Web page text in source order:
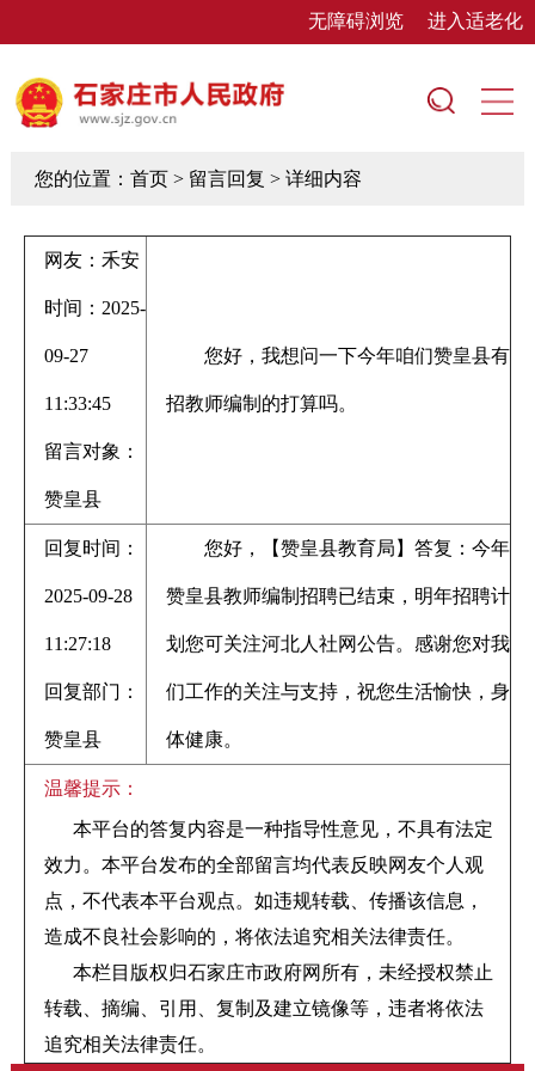
无障碍浏览 进入适老化
您的位置： 首页> 留言回复 > 详细内容
网友：禾安
时间：2025-
09-27
11:33:45
留言对象：
赞皇县
您好，我想问一下今年咱们赞皇县有
招教师编制的打算吗。
回复时间：
2025-09-28
11:27:18
回复部门：
赞皇县
您好，【赞皇县教育局】答复：今年
赞皇县教师编制招聘已结束，明年招聘计
划您可关注河北人社网公告。感谢您对我
们工作的关注与支持，祝您生活愉快，身
体健康。
温馨提示：
本平台的答复内容是一种指导性意见，不具有法定
效力。本平台发布的全部留言均代表反映网友个人观
点，不代表本平台观点。如违规转载、传播该信息，
造成不良社会影响的，将依法追究相关法律责任。
本栏目版权归石家庄市政府网所有，未经授权禁止
转载、摘编、引用、复制及建立镜像等，违者将依法
追究相关法律责任。